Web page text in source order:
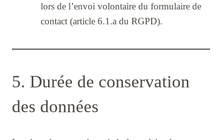
lors de l’envoi volontaire du formulaire de
contact (article 6.1.a du RGPD).
5. Durée de conservation
des données